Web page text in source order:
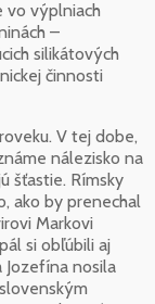
vo výplniach
–
silikátových
činnosti
V tej dobe,
nálezisko na
šťastie. Rímsky
ako by prenechal
Markovi
si obľúbili aj
Jozefína nosila